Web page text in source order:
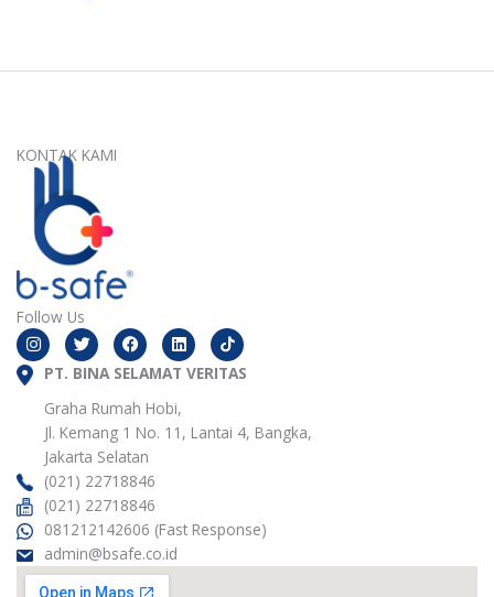
KONTAK KAMI
Follow Us
I
n
s
t
T
w
i
t
e
F
a
c
e
o
o
L
i
n
k
i
n
PT. BINA SELAMAT VERITAS
Graha Rumah Hobi,
Jl. Kemang 1 No. 11, Lantai 4, Bangka,
Jakarta Selatan
(021) 22718846
(021) 22718846
081212142606 (Fast Response)
admin@bsafe.co.id